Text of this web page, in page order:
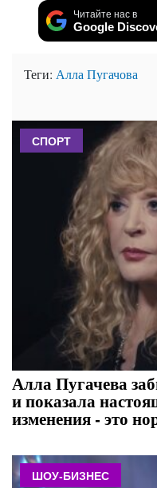
Читайте нас в
Google
Теги: Алла Пугачова
СПОРТ
Алла Пугачева
и показала
изменения - это
ШОУ-БИЗНЕС